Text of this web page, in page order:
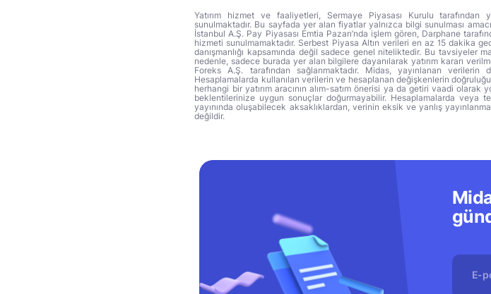
Yatırım hizmet ve faaliyetleri, Sermaye Piyasası Kurulu tarafından
sunulmaktadır. Bu sayfada yer alan fiyatlar yalnızca bilgi sunulması
İstanbul A.Ş. Pay Piyasası Emtia Pazarı’nda işlem gören, Darphane
hizmeti sunulmamaktadır. Serbest Piyasa Altın verileri en az 15 dakika
danışmanlığı kapsamında değil sadece genel niteliktedir. Bu
nedenle, sadece burada yer alan bilgilere dayanılarak yatırım kararı
Foreks A.Ş. tarafından sağlanmaktadır. Midas, yayınlanan
Hesaplamalarda kullanılan verilerin ve hesaplanan değişkenlerin
herhangi bir yatırım aracının alım-satım önerisi ya da getiri vaadi olarak
beklentilerinize uygun sonuçlar doğurmayabilir. Hesaplamalarda veya
yayınında oluşabilecek aksaklıklardan, verinin eksik ve yanlış
değildir.